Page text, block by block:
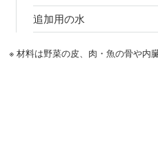
追加用の水
※ 材料は野菜の皮、肉・魚の骨や内